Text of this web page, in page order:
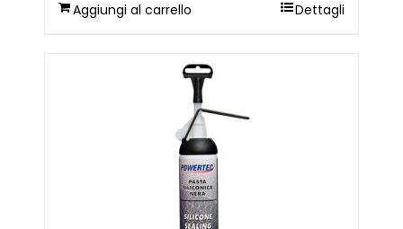
Aggiungi al carrello Dettagli